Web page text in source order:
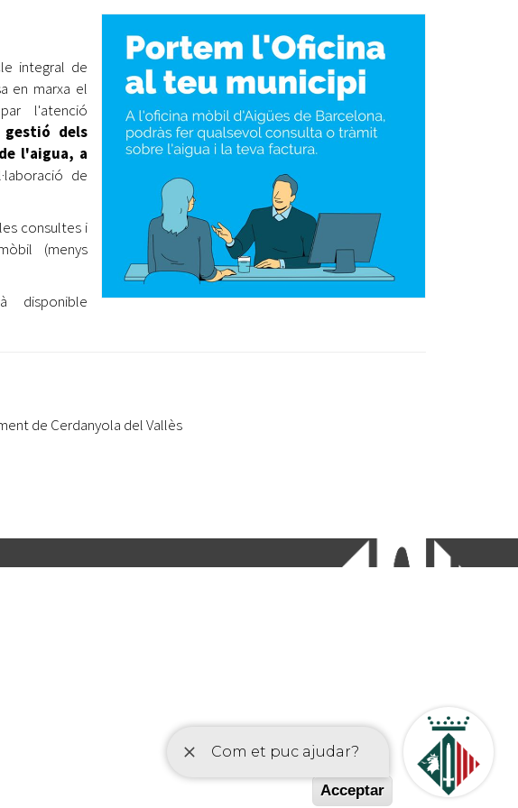
Ètica i Integritat
Retiment de Comptes
Accés a Informació Pública
Dades Obertes
Catàleg de Serveis i Tràmits
Pla de
i
el
Entitats
Equipaments
Mercats Municipals
Webs Municipals
integral de
en marxa el
l'atenció
gestió dels
l'aigua, a
de
consultes i
(menys
disponible
de Cerdanyola del Vallès
Acceptar